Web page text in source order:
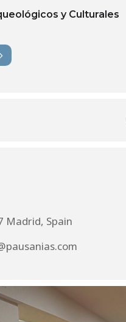
y Culturales
Madrid, Spain